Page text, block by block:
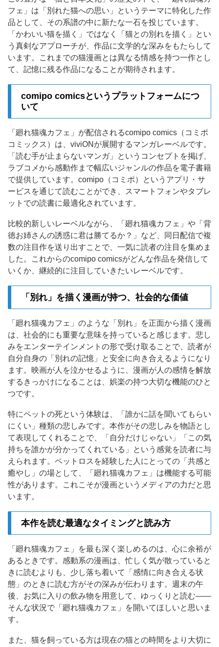
フェ」は「別れた猫への思い」というテーマに特化した作
品として、その系譜の中に新たな一石を投じています。
「かわいい猫を描く」ではなく「猫との別れを描く」とい
う真剣なアプローチが、作品に文学的な深みをもたらして
います。これまでの猫漫画とは異なる情感を持つ一作とし
て、記憶に残る作品になることが期待されます。
comipo comicsというプラットフォームにつ
いて
「廻れ猫魂カフェ」が配信されるcomipo comics（コミポ
コミックス）は、viviONが展開するマンガレーベルです。
「読む手が止まらないマンガ」というコンセプトを掲げ、
ラブコメから感動作まで幅広いジャンルの作品を電子書籍
で提供しています。comipo（コミポ）というアプリ・サ
ービスを通じて読むことができ、スマートフォンやタブレ
ットでの読書に最適化されています。
比較的新しいレーベルながら、「廻れ猫魂カフェ」や「背
徳お姉さんの誘惑に君は勝てるか？」など、同日配信で複
数の注目作を送り出すことで、一気に読者の注目を集めま
した。これからのcomipo comicsがどんな作品を発信して
いくか、継続的に注目していきたいレーベルです。
「別れ」を描く漫画が持つ、社会的な価値
「廻れ猫魂カフェ」のような「別れ」を正面から描く漫画
は、社会的にも重要な意味を持っていると感じます。悲し
みをエンターテインメントの形で受け取ることで、読者が
自分自身の「別れの記憶」と安全に向き合えるようになり
ます。映画が人を泣かせるように、漫画が人の感情を解放
するきっかけになることは、娯楽の持つ大切な機能のひと
つです。
特にペットの死という体験は、「誰かに話を聞いてもらい
にくい」種類の悲しみです。本作がその悲しみを物語とし
て表現してくれることで、「自分だけじゃない」「この気
持ちを誰かが分かってくれている」という感覚を読者に与
えられます。ペットロスを経験した人にとっての「共感と
癒やし」の場として、「廻れ猫魂カフェ」は機能する可能
性があります。これこそが漫画というメディアの力だと思
います。
本作を読む最適なタイミングと読み方
「廻れ猫魂カフェ」を最も深く楽しめるのは、心に余裕が
あるときです。感動系の漫画は、忙しく気が散っていると
きに読むよりも、少し落ち着いて「感情に向き合える状
態」のときに読む方がその深みが伝わります。週末の午
後、お気に入りの飲み物を用意して、ゆっくりと読む——
そんな状況で「廻れ猫魂カフェ」を開いてほしいと思いま
す。
また、猫を飼っている方は現在の猫との時間をより大切に